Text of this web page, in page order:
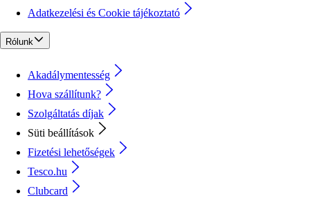
Adatkezelési és Cookie tájékoztató
Rólunk
Akadálymentesség
Hova szállítunk?
Szolgáltatás díjak
Süti beállítások
Fizetési lehetőségek
Tesco.hu
Clubcard